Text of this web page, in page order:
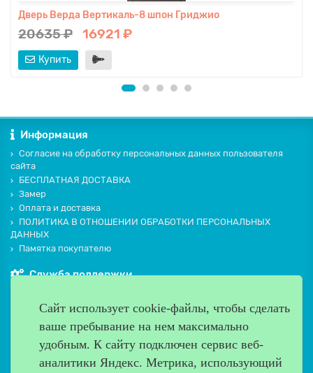
Дверь Верда Вертикаль-8 шпон Гриджио
20635 ₽ 16921 ₽
Купить
Информация
Согласие на обработку персональных данных пользователя
сайта
БЕСПЛАТНАЯ ДОСТАВКА
Замер
Оплата и доставка
ПОЛИТИКА В ОТНОШЕНИИ ОБРАБОТКИ ПЕРСОНАЛЬНЫХ
ДАННЫХ
Памятка покупателю
Служба поддержки
Производители
Дополнительно
Наш адрес
Сайт использует cookie-файлы, чтобы сделать
ваше пребывание на нем максимально
удобным. К cайту подключен сервис веб-
аналитики Яндекс. Метрика, использующий